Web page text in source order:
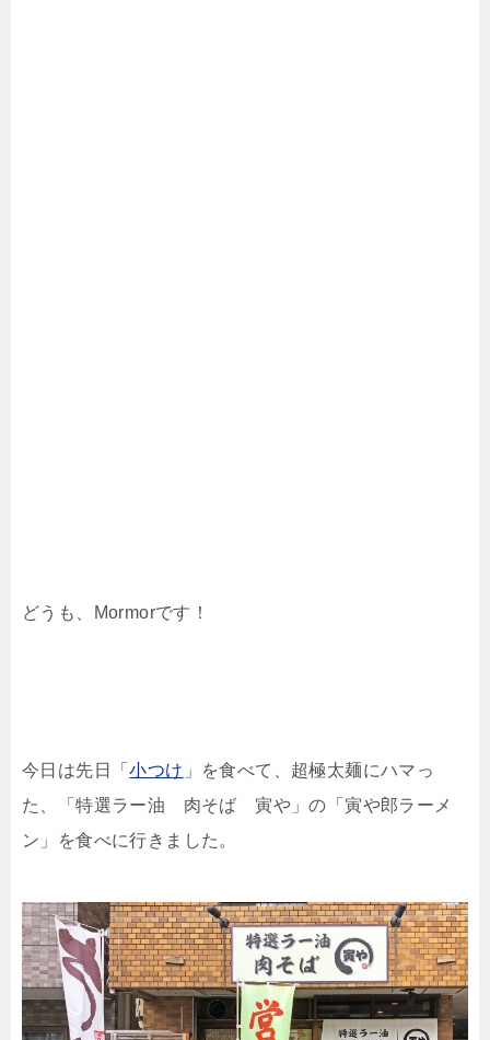
どうも、Mormorです！
今日は先日「小つけ 」を食べて、超極太麺にハマっ
た、「特選ラー油 肉そば 寅や」の「寅や郎ラーメ
ン」を食べに行きました。